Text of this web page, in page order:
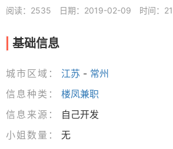
阅读：2535 日期：2019-02-09 时间：
基础信息
城市区域： 江苏 - 常州
信息种类：
楼凤兼职
信息来源：
自己开发
小姐数量：
无